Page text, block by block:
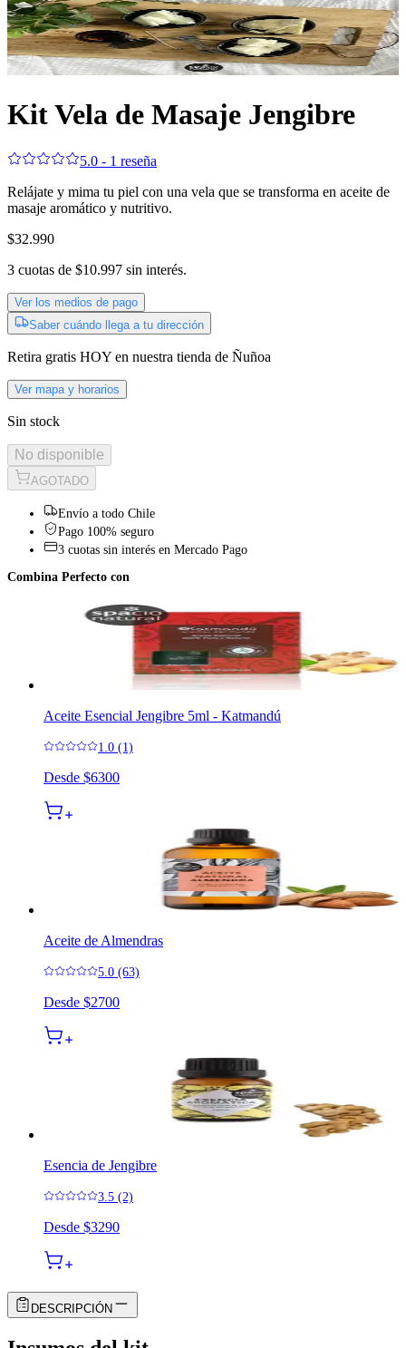
Kit Vela de Masaje Jengibre
5.0 - 1 reseña
Relájate y mima tu piel con una vela que se transforma en aceite de
masaje aromático y nutritivo.
$32.990
3 cuotas de $10.997 sin interés.
Ver los medios de pago
Saber cuándo llega a tu dirección
Retira gratis HOY en nuestra tienda de Ñuñoa
Ver mapa y horarios
Sin stock
No disponible
AGOTADO
Envío a todo Chile
Pago 100% seguro
3 cuotas sin interés en Mercado Pago
Combina Perfecto con
Aceite Esencial Jengibre 5ml - Katmandú
1.0 (1)
Desde $6300
Aceite de Almendras
5.0 (63)
Desde $2700
Esencia de Jengibre
3.5 (2)
Desde $3290
DESCRIPCIÓN